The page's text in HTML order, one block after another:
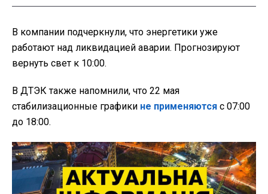
В компании подчеркнули, что энергетики уже
работают над ликвидацией аварии. Прогнозируют
вернуть свет к 10:00.
В ДТЭК также напомнили, что 22 мая
стабилизационные графики не применяются с 07:00
до 18:00.